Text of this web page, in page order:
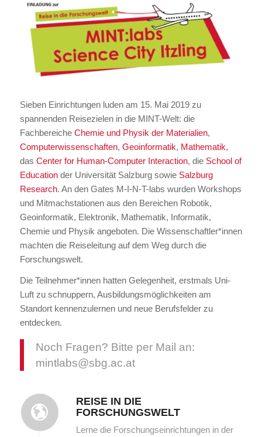
Sieben Einrichtungen luden am 15. Mai 2019 zu
spannenden Reisezielen in die MINT-Welt: die
Fachbereiche Chemie und Physik der Materialien,
Computerwissenschaften, Geoinformatik, Mathematik,
das Center for Human-Computer Interaction, die School of
Educationder Universität Salzburg sowie Salzburg
Research. An den Gates M-I-N-T-labs wurden Workshops
und Mitmachstationen aus den Bereichen Robotik,
Geoinformatik, Elektronik, Mathematik, Informatik,
Chemie und Physik angeboten. Die Wissenschaftler*innen
machten die Reiseleitung auf dem Weg durch die
Forschungswelt.
Die Teilnehmer*innen hatten Gelegenheit, erstmals Uni-
Luft zu schnuppern, Ausbildungsmöglichkeiten am
Standort kennenzulernen und neue Berufsfelder zu
entdecken.
Noch Fragen? Bitte per Mail an:
mintlabs@sbg.ac.at
REISE IN DIE
FORSCHUNGSWELT
Lerne die Forschungseinrichtungen in der